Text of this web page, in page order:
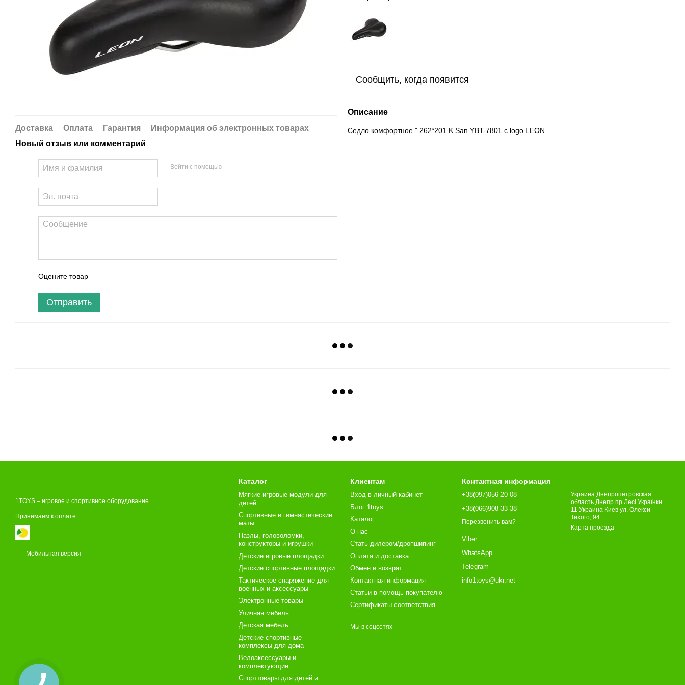
Доставка Оплата Гарантия
Информация об электронных товарах
Новый отзыв или комментарий
Войти с помощью
Оцените товар
Отправить
Сообщить, когда появится
Описание
Седло комфортное " 262*201 K.San YBT-7801 c logo LEON
1TOYS – игровое и спортивное оборудование
Принимаем к оплате
Мобильная версия
Каталог
Мягкие игровые модули для
детей
Спортивные и гимнастические
маты
Пазлы, головоломки,
конструкторы и игрушки
Детские игровые площадки
Детские спортивные площадки
Тактическое снаряжение для
военных и аксессуары
Электронные товары
Уличная мебель
Детская мебель
Детские спортивные
комплексы для дома
Велоаксессуары и
комплектующие
Спорттовары для детей и
Клиентам
Вход в личный кабинет
Блог 1toys
Каталог
О нас
Стать дилером/дропшипинг
Оплата и доставка
Обмен и возврат
Контактная информация
Статьи в помощь покупателю
Сертификаты соответствия
Мы в соцсетях
Контактная информация
+38(097)056 20 08
+38(066)908 33 38
Перезвонить вам?
Viber
WhatsApp
Telegram
info1toys@ukr.net
Украина Днепропетровская
область Днепр пр.Лесі Українки
11 Украина Киев ул. Олекси
Тихого, 94
Карта проезда